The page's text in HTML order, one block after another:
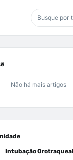
Não há mais artigos